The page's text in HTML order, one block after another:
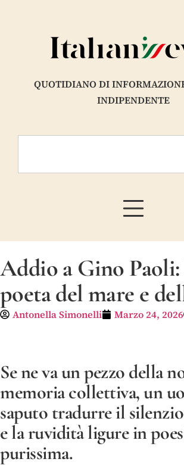
QUOTIDIANO DI
INDIPENDENTE
Addio a Gino
poeta del mare e
Antonella Simonelli Marzo 24, 2026
Se ne va un pezzo della
memoria collettiva, un
saputo tradurre il
e la ruvidità ligure in
purissima.